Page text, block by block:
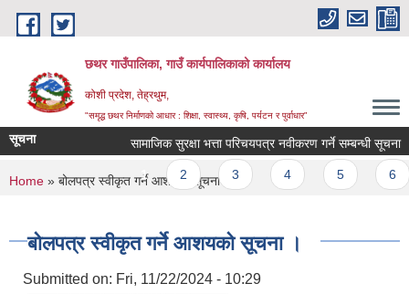
Skip to main content
छथर गाउँपालिका, गाउँ कार्यपालिकाको कार्यालय
कोशी प्रदेश, तेह्रथुम,
"समृद्ध छथर निर्माणको आधार : शिक्षा, स्वास्थ्य, कृषि, पर्यटन र पुर्वाधार”
सूचना सामाजिक सुरक्षा भत्ता परिचयपत्र नवीकरण गर्ने सम्बन्धी सूचना ।
Pages
1 2 3
You are here
Home » बोलपत्र स्वीकृत गर्ने आशयको सूचना ।
बोलपत्र स्वीकृत गर्ने आशयको सूचना ।
Submitted on: Fri, 11/22/2024 - 10:29